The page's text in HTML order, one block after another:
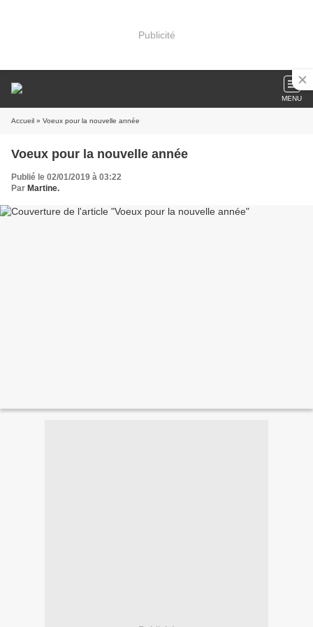
Publicité
MENU
Accueil » Voeux pour la nouvelle année
Voeux pour la nouvelle année
Publié le 02/01/2019 à 03:22
Par Martine.